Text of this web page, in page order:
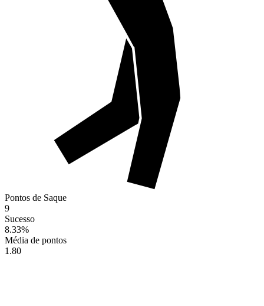
Pontos de Saque
9
Sucesso
8.33%
Média de pontos
1.80